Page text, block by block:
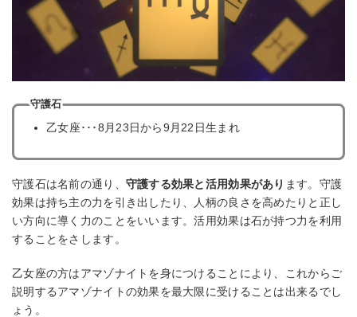
守護石
乙女座･･･8月23日から9月22日生まれ
守護石は名前の通り、 守護する効果と活用効果があり ます。守護
効果は持ち主の力を引き出したり、人柄の良さを高めたりと正し
い方向に導く力のことをいいます。活用効果は石が持つ力を利用
することをさします。
乙女座の方はアマゾナイトを身につけることにより、これからご
説明するアマゾナイトの効果を最大限に受けることは出来るでし
ょう。